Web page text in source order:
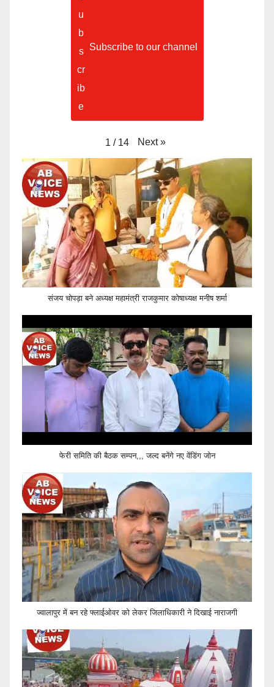
Subscribe to our channel
1 / 14 Next »
संजय चोपड़ा बने अध्यक्ष महामंत्री राजकुमार कोषाध्यक्ष मनीष शर्मा
फेरी समिति की बैठक सम्पन,,, जल्द बनेंगे नए वेंडिंग जोन
ज्वालापुर में बन रहे फ्लाईओवर को लेकर जिलाधिकारी ने दिखाई नाराजगी